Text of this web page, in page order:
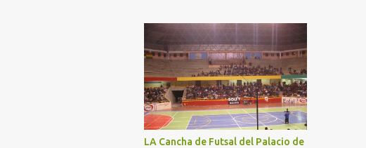
LA Cancha de Futsal del Palacio de